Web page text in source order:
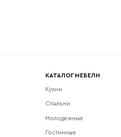
КАТАЛОГ МЕБЕЛИ
Кухни
Спальни
Молодежные
Гостинные